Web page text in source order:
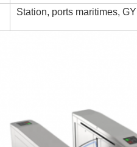
Station, ports maritimes,